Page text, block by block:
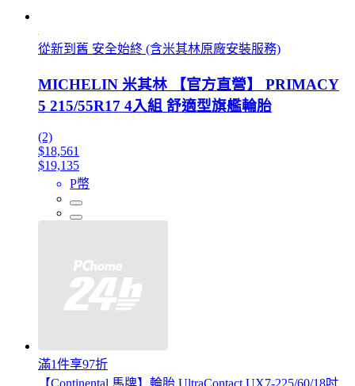
從新到舊 安全始終 (含米其林原廠安裝服務)
MICHELIN 米其林 【官方直營】 PRIMACY
5 215/55R17 4入組 舒適型旗艦輪胎
(2)
$18,561
$19,135
P幣
滿1件享97折
【Continental 馬牌】輪胎 UltraContact UX7-225/60/18吋_